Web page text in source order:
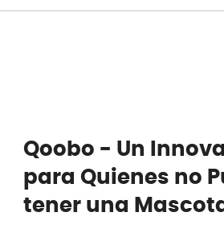
Qoobo - Un
para Quienes no
tener una